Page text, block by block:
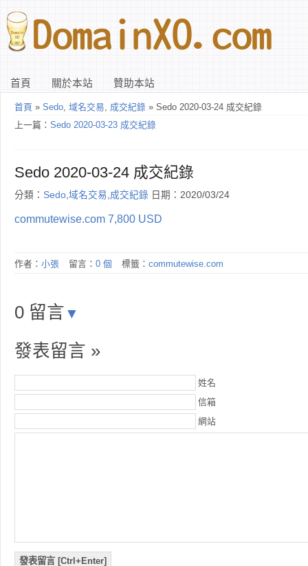
首頁 關於本站 贊助本站
首頁 » Sedo, 域名交易, 成交紀錄 » Sedo 2020-03-24 成交紀錄
上一篇： Sedo 2020-03-23 成交紀錄
Sedo 2020-03-24 成交紀錄
分類： Sedo,域名交易,成交紀錄 日期：2020/03/24
commutewise.com 7,800 USD
作者： 小張 留言： 0 個 標籤： commutewise.com
0 留言 ▼
發表留言 »
姓名
信箱
網站